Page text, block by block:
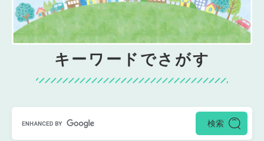
キーワードでさがす